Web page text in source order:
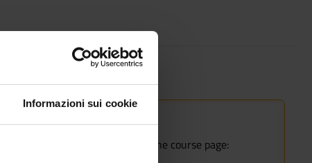
Informazioni sui cookie
fees and deadlines on the course page: